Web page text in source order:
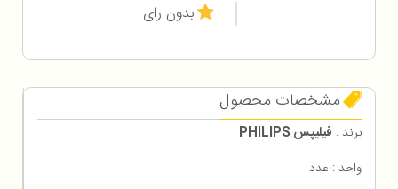
بدون رای
مشخصات محصول
برند : فیلیپس PHILIPS
واحد : عدد